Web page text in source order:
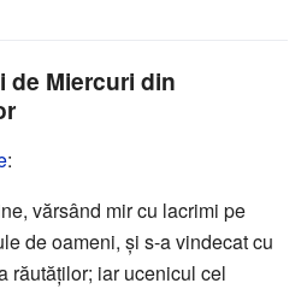
de Miercuri din
:
vărsând mir cu lacrimi pe
de oameni, şi s-a vindecat cu
răutăţilor; iar ucenicul cel